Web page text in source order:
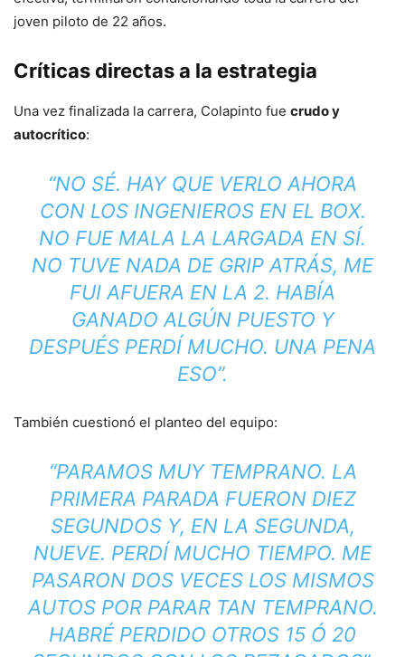
joven piloto de 22 años.
Críticas directas a la estrategia
Una vez finalizada la carrera, Colapinto fue crudo y
autocrítico:
“NO SÉ. HAY QUE VERLO AHORA
CON LOS INGENIEROS EN EL BOX.
NO FUE MALA LA LARGADA EN SÍ.
NO TUVE NADA DE GRIP ATRÁS, ME
FUI AFUERA EN LA 2. HABÍA
GANADO ALGÚN PUESTO Y
DESPUÉS PERDÍ MUCHO. UNA PENA
ESO”.
También cuestionó el planteo del equipo:
“PARAMOS MUY TEMPRANO. LA
PRIMERA PARADA FUERON DIEZ
SEGUNDOS Y, EN LA SEGUNDA,
NUEVE. PERDÍ MUCHO TIEMPO. ME
PASARON DOS VECES LOS MISMOS
AUTOS POR PARAR TAN TEMPRANO.
HABRÉ PERDIDO OTROS 15 Ó 20